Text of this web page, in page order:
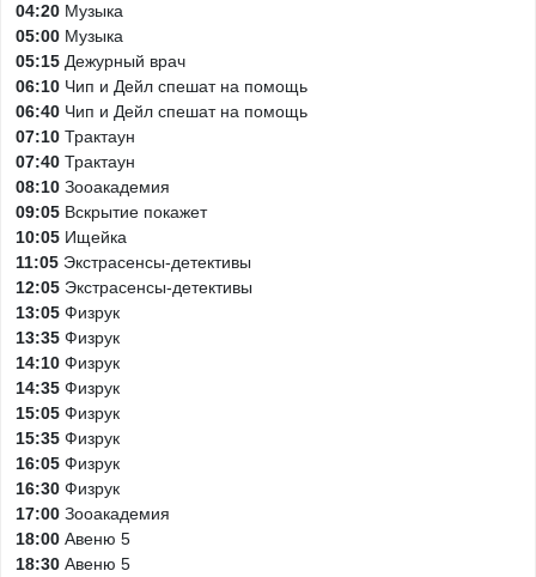
04:20 Музыка
05:00 Музыка
05:15 Дежурный врач
06:10 Чип и Дейл спешат на помощь
06:40 Чип и Дейл спешат на помощь
07:10 Трактаун
07:40 Трактаун
08:10 Зооакадемия
09:05 Вскрытие покажет
10:05 Ищейка
11:05 Экстрасенсы-детективы
12:05 Экстрасенсы-детективы
13:05 Физрук
13:35 Физрук
14:10 Физрук
14:35 Физрук
15:05 Физрук
15:35 Физрук
16:05 Физрук
16:30 Физрук
17:00 Зооакадемия
18:00 Авеню 5
18:30 Авеню 5